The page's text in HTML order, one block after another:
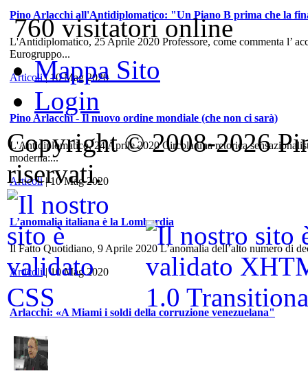
Pino Arlacchi all'Antidiplomatico: "Un Piano B prima che la
L'Antidiplomatico, 25 Aprile 2020 Professore, come commenta l’
Eurogruppo...
Articoli| 10 Mag 2020
Pino Arlacchi - Il nuovo ordine mondiale (che non ci sarà)
L'Antidiplomatico, 24 Aprile 2020 Circola una retorica
moderna:...
Articoli| 10 Mag 2020
L’anomalia italiana è la Lombardia
Il Fatto Quotidiano, 9 Aprile 2020 L’anomalia dell’alto numero di
Articoli| 10 Mag 2020
Arlacchi: «A Miami i soldi della corruzione venezuelana"
760 visitatori online
Mappa Sito
Login
Copyright © 2008-2026
riservati.